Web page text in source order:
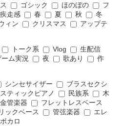
ゴシック ほのぼの
フ
疾走感 春 夏 秋
冬
ィン クリスマス
アップテ
トーク系 Vlog
生配信
ーム実況 夜 歌あり
作
シンセサイザー
ブラスセクシ
ティックピアノ 民族系
木
金管楽器
フレットレスベース
ックベース 管弦楽器
エレ
ボカロ